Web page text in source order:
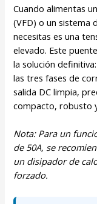
Cuando alimentas
(VFD) o un sistema
necesitas es una
elevado. Este
la solución
las tres fases de
salida DC limpia,
compacto, robusto
Nota: Para un
de 50A, se
un disipador de
forzado.